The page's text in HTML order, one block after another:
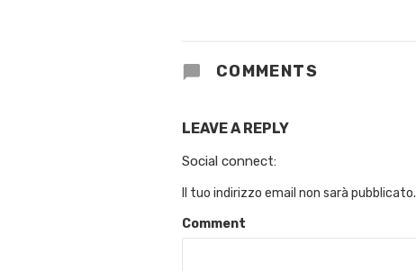
COMMENTS
LEAVE A REPLY
Social connect:
Il tuo indirizzo email non sarà pubblicato.
Comment